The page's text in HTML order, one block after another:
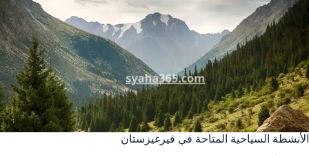
الأنشطة السياحية المتاحة في قيرغيزستان